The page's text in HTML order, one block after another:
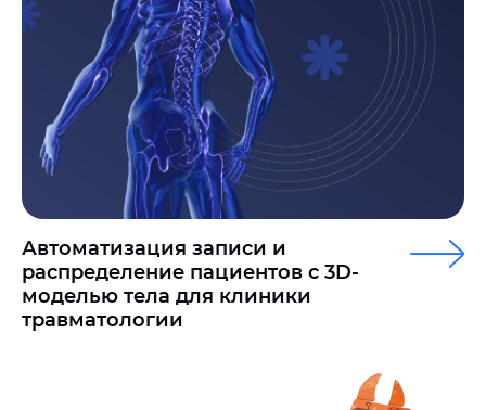
Автоматизация записи и
распределение пациентов с 3D-
моделью тела для клиники
травматологии